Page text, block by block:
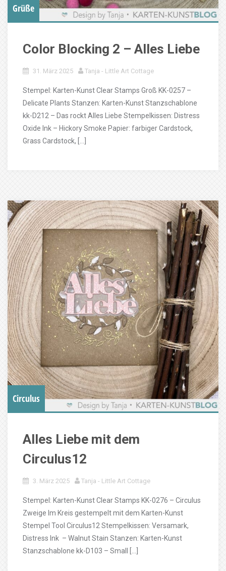
Grüße
Color Blocking 2 – Alles Liebe
31. März 2025 Tanja - Little Art Cottage
Stempel: Karten-Kunst Clear Stamps Groß KK-0257 –
Delicate Plants Stanzen: Karten-Kunst Stanzschablone
kk-D212 – Das rockt Alles Liebe Stempelkissen: Distress
Oxide Ink – Hickory Smoke Papier: farbiger Cardstock,
Grass Cardstock, […]
Circulus
Alles Liebe mit dem
Circulus12
3. März 2025 Tanja - Little Art Cottage
Stempel: Karten-Kunst Clear Stamps KK-0276 – Circulus
Zweige Im Kreis gestempelt mit dem Karten-Kunst
Stempel Tool Circulus12 Stempelkissen: Versamark,
Distress Ink – Walnut Stain Stanzen: Karten-Kunst
Stanzschablone kk-D103 – Small […]